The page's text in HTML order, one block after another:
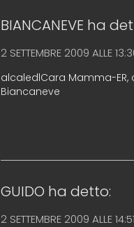
BIANCANEVE ha
2 SETTEMBRE 2009 ALLE
alcaledlCara Mamma-
Biancaneve
GUIDO ha detto:
2 SETTEMBRE 2009 ALLE 14:51